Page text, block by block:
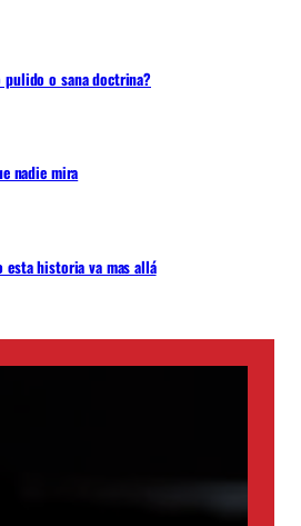
pulido o sana doctrina?
nadie mira
esta historia va mas allá